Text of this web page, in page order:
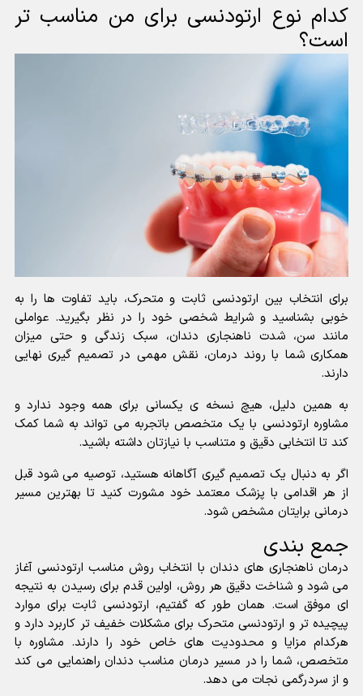
کدام نوع ارتودنسی برای من مناسب تر
است؟
برای انتخاب بین ارتودنسی ثابت و متحرک، باید تفاوت ها را به
خوبی بشناسید و شرایط شخصی خود را در نظر بگیرید. عواملی
مانند سن، شدت ناهنجاری دندان، سبک زندگی و حتی میزان
همکاری شما با روند درمان، نقش مهمی در تصمیم گیری نهایی
دارند.
به همین دلیل، هیچ نسخه ی یکسانی برای همه وجود ندارد و
مشاوره ارتودنسی با یک متخصص باتجربه می تواند به شما کمک
کند تا انتخابی دقیق و متناسب با نیازتان داشته باشید.
اگر به دنبال یک تصمیم گیری آگاهانه هستید، توصیه می شود قبل
از هر اقدامی با پزشک معتمد خود مشورت کنید تا بهترین مسیر
درمانی برایتان مشخص شود.
جمع بندی
درمان ناهنجاری های دندان با انتخاب روش مناسب ارتودنسی آغاز
می شود و شناخت دقیق هر روش، اولین قدم برای رسیدن به نتیجه
ای موفق است. همان طور که گفتیم، ارتودنسی ثابت برای موارد
پیچیده تر و ارتودنسی متحرک برای مشکلات خفیف تر کاربرد دارد و
هرکدام مزایا و محدودیت های خاص خود را دارند. مشاوره با
متخصص، شما را در مسیر درمان مناسب دندان راهنمایی می کند
و از سردرگمی نجات می دهد.